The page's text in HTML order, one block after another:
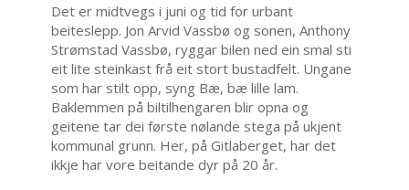
Det er midtvegs i juni og tid for urbant
beiteslepp. Jon Arvid Vassbø og sonen, Anthony
Strømstad Vassbø, ryggar bilen ned ein smal sti
eit lite steinkast frå eit stort bustadfelt. Ungane
som har stilt opp, syng Bæ, bæ lille lam.
Baklemmen på biltilhengaren blir opna og
geitene tar dei første nølande stega på ukjent
kommunal grunn. Her, på Gitlaberget, har det
ikkje har vore beitande dyr på 20 år.